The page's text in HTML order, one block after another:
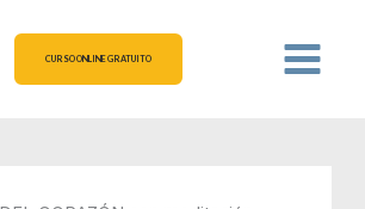
CURSO ONLINE GRATUITO